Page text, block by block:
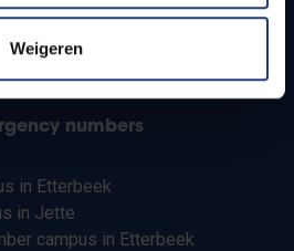
Weigeren
schools
numbers
in Etterbeek
in Jette
campus in Etterbeek